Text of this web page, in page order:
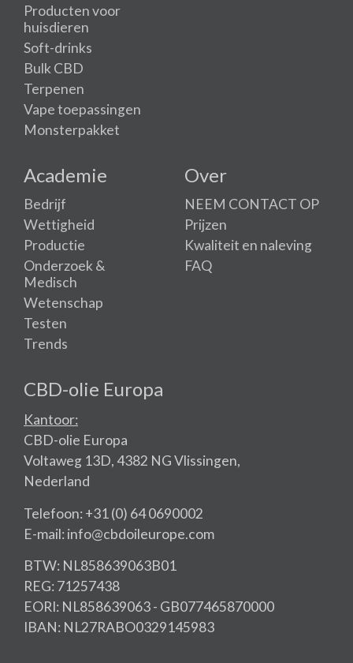
Producten voor
huisdieren
Soft-drinks
Bulk CBD
Terpenen
Vape toepassingen
Monsterpakket
Academie
Bedrijf
Wettigheid
Productie
Onderzoek &
Medisch
Wetenschap
Testen
Trends
Over
NEEM CONTACT OP
Prijzen
Kwaliteit en naleving
FAQ
CBD-olie Europa
Kantoor:
CBD-olie Europa
Voltaweg 13D, 4382 NG Vlissingen,
Nederland
Telefoon: +31 (0) 64 0690002
E-mail: info@cbdoileurope.com
BTW: NL858639063B01
REG: 71257438
EORI: NL858639063 - GB077465870000
IBAN: NL27RABO0329145983